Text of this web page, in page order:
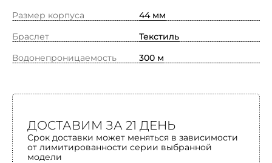
Размер корпуса
44 мм
Браслет
Текстиль
Водонепроницаемость
300 м
ДОСТАВИМ ЗА 21 ДЕНЬ
Срок доставки может меняться в зависимости
от лимитированности серии выбранной
модели